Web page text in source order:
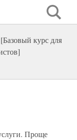
курс для
Проще